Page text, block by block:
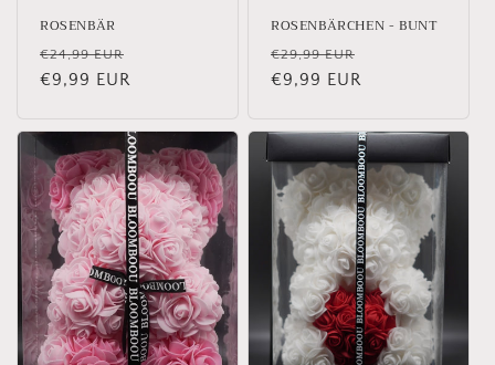
ROSENBÄR
Normaler
Preis
€24,99 EUR
€9,99 EUR
ROSENBÄRCHEN - BUNT
Normaler
Preis
€29,99 EUR
€9,99 EUR